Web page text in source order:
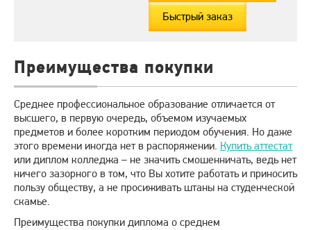
Быстрый заказ
Преимущества покупки
Среднее профессиональное образование отличается от
высшего, в первую очередь, объемом изучаемых
предметов и более коротким периодом обучения. Но даже
этого времени иногда нет в распоряжении. Купить аттестат
или диплом колледжа – не значить смошенничать, ведь нет
ничего зазорного в том, что Вы хотите работать и приносить
пользу обществу, а не просиживать штаны на студенческой
скамье.
Преимущества покупки диплома о среднем